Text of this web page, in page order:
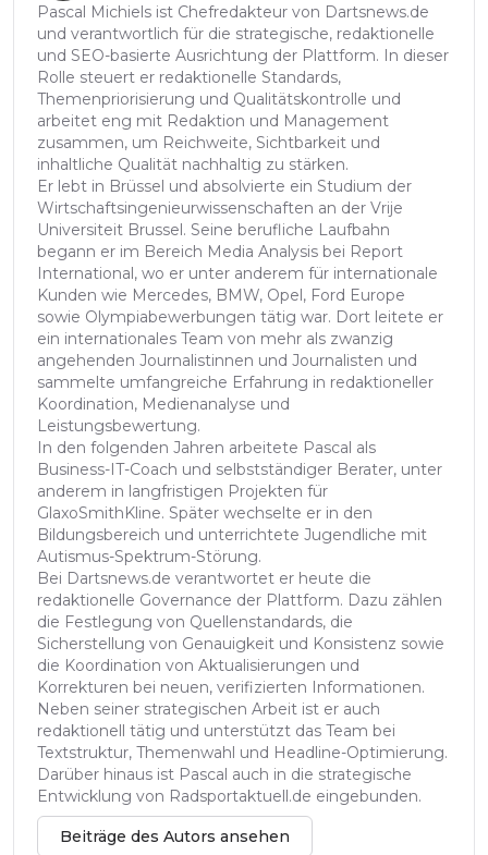
Pascal Michiels ist Chefredakteur von Dartsnews.de
und verantwortlich für die strategische, redaktionelle
und SEO-basierte Ausrichtung der Plattform. In dieser
Rolle steuert er redaktionelle Standards,
Themenpriorisierung und Qualitätskontrolle und
arbeitet eng mit Redaktion und Management
zusammen, um Reichweite, Sichtbarkeit und
inhaltliche Qualität nachhaltig zu stärken.
Er lebt in Brüssel und absolvierte ein Studium der
Wirtschaftsingenieurwissenschaften an der Vrije
Universiteit Brussel. Seine berufliche Laufbahn
begann er im Bereich Media Analysis bei Report
International, wo er unter anderem für internationale
Kunden wie Mercedes, BMW, Opel, Ford Europe
sowie Olympiabewerbungen tätig war. Dort leitete er
ein internationales Team von mehr als zwanzig
angehenden Journalistinnen und Journalisten und
sammelte umfangreiche Erfahrung in redaktioneller
Koordination, Medienanalyse und
Leistungsbewertung.
In den folgenden Jahren arbeitete Pascal als
Business-IT-Coach und selbstständiger Berater, unter
anderem in langfristigen Projekten für
GlaxoSmithKline. Später wechselte er in den
Bildungsbereich und unterrichtete Jugendliche mit
Autismus-Spektrum-Störung.
Bei Dartsnews.de verantwortet er heute die
redaktionelle Governance der Plattform. Dazu zählen
die Festlegung von Quellenstandards, die
Sicherstellung von Genauigkeit und Konsistenz sowie
die Koordination von Aktualisierungen und
Korrekturen bei neuen, verifizierten Informationen.
Neben seiner strategischen Arbeit ist er auch
redaktionell tätig und unterstützt das Team bei
Textstruktur, Themenwahl und Headline-Optimierung.
Darüber hinaus ist Pascal auch in die strategische
Entwicklung von Radsportaktuell.de eingebunden.
Beiträge des Autors ansehen